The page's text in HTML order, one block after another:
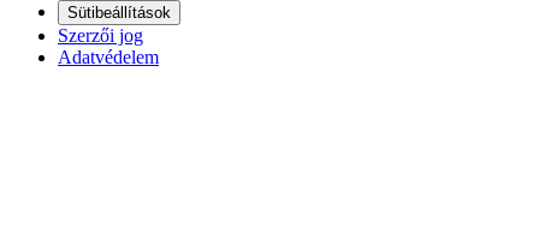
Sütibeállítások
Szerzői jog
Adatvédelem